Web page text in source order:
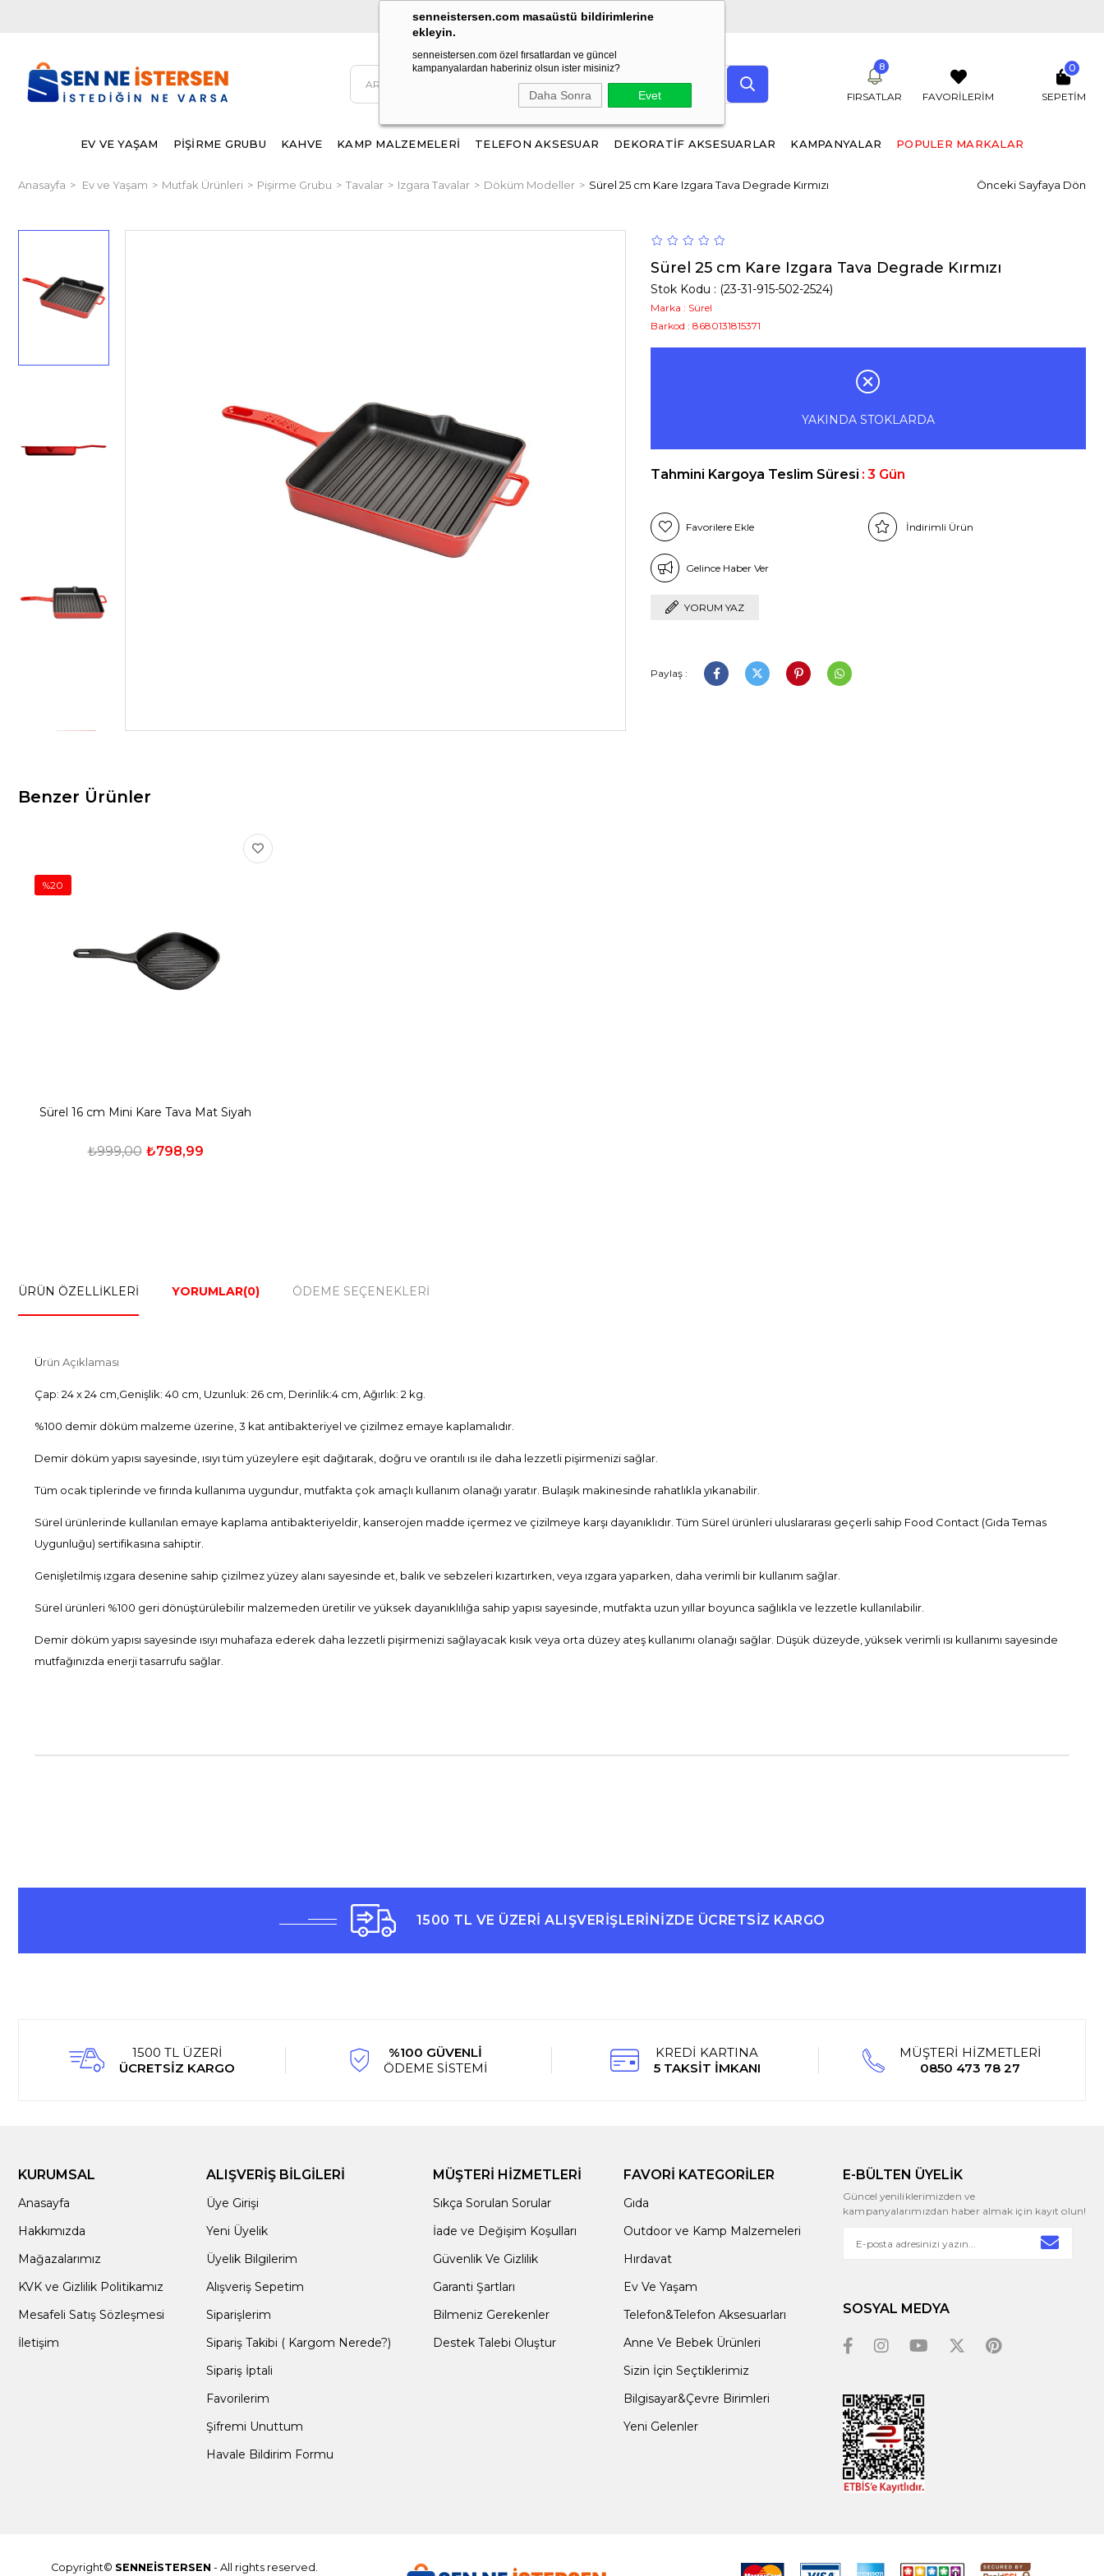
senneistersen.com masaüstü bildirimlerine
ekleyin.
senneistersen.com özel fırsatlardan ve güncel
kampanyalardan haberiniz olsun ister misiniz?
Daha Sonra Evet
1500 TL ve üzeri alışverişlerinizde ÜCRETSİZ KARGO!
SEPETIM
0
FAVORİLERİM
FIRSATLAR
8
EV VE YAŞAM PİŞİRME GRUBU KAHVE KAMP MALZEMELERİ TELEFON AKSESUAR DEKORATİF AKSESUARLAR KAMPANYALAR POPULER MARKALAR
Anasayfa Ev ve Yaşam Mutfak Ürünleri Pişirme Grubu Tavalar Izgara Tavalar Döküm Modeller Sürel 25 cm Kare Izgara Tava Degrade Kırmızı Önceki Sayfaya Dön
Sürel 25 cm Kare Izgara Tava Degrade Kırmızı
Stok Kodu (23-31-915-502-2524)
Marka : Sürel
Barkod : 8680131815371
YAKINDA STOKLARDA
Tahmini Kargoya Teslim Süresi : 3 Gün
Favorilere Ekle İndirimli Ürün
Gelince Haber Ver
YORUM YAZ
Paylaş :
Benzer Ürünler
Sürel 16 cm Mini Kare Tava Mat Siyah
₺798,99
₺999,00
%20
ÜRÜN ÖZELLIKLERI YORUMLAR(0) ÖDEME SEÇENEKLERI
Ürün Açıklaması
Çap: 24 x 24 cm,Genişlik: 40 cm, Uzunluk: 26 cm, Derinlik:4 cm, Ağırlık: 2 kg.
%100 demir döküm malzeme üzerine, 3 kat antibakteriyel ve çizilmez emaye kaplamalıdır.
Demir döküm yapısı sayesinde, ısıyı tüm yüzeylere eşit dağıtarak, doğru ve orantılı ısı ile daha lezzetli pişirmenizi sağlar.
Tüm ocak tiplerinde ve fırında kullanıma uygundur, mutfakta çok amaçlı kullanım olanağı yaratır. Bulaşık makinesinde rahatlıkla yıkanabilir.
Sürel ürünlerinde kullanılan emaye kaplama antibakteriyeldir, kanserojen madde içermez ve çizilmeye karşı dayanıklıdır. Tüm Sürel ürünleri uluslararası geçerli sahip Food Contact (Gıda Temas
Uygunluğu) sertifikasına sahiptir.
Genişletilmiş ızgara desenine sahip çizilmez yüzey alanı sayesinde et, balık ve sebzeleri kızartırken, veya ızgara yaparken, daha verimli bir kullanım sağlar.
Sürel ürünleri %100 geri dönüştürülebilir malzemeden üretilir ve yüksek dayanıklılığa sahip yapısı sayesinde, mutfakta uzun yıllar boyunca sağlıkla ve lezzetle kullanılabilir.
Demir döküm yapısı sayesinde ısıyı muhafaza ederek daha lezzetli pişirmenizi sağlayacak kısık veya orta düzey ateş kullanımı olanağı sağlar. Düşük düzeyde, yüksek verimli ısı kullanımı sayesinde
mutfağınızda enerji tasarrufu sağlar.
1500 TL VE ÜZERİ ALIŞVERİŞLERİNİZDE ÜCRETSİZ KARGO
1500 TL ÜZERİ
ÜCRETSİZ KARGO
%100 GÜVENLİ
ÖDEME SİSTEMİ
KREDİ KARTINA
5 TAKSİT İMKANI
MÜŞTERİ HİZMETLERİ
0850 473 78 27
KURUMSAL
Anasayfa
Hakkımızda
Mağazalarımız
KVK ve Gizlilik Politikamız
Mesafeli Satış Sözleşmesi
İletişim
ALIŞVERİŞ BİLGİLERİ
Üye Girişi
Yeni Üyelik
Üyelik Bilgilerim
Alışveriş Sepetim
Siparişlerim
Sipariş Takibi ( Kargom Nerede?)
Sipariş İptali
Favorilerim
Şifremi Unuttum
Havale Bildirim Formu
MÜŞTERİ HİZMETLERİ
Sıkça Sorulan Sorular
İade ve Değişim Koşulları
Güvenlik Ve Gizlilik
Garanti Şartları
Bilmeniz Gerekenler
Destek Talebi Oluştur
FAVORİ KATEGORİLER
Gıda
Outdoor ve Kamp Malzemeleri
Hırdavat
Ev Ve Yaşam
Telefon&Telefon Aksesuarları
Anne Ve Bebek Ürünleri
Sizin İçin Seçtiklerimiz
Bilgisayar&Çevre Birimleri
Yeni Gelenler
E-BÜLTEN ÜYELİK
Güncel yeniliklerimizden ve
kampanyalarımızdan haber almak için kayıt olun!
SOSYAL MEDYA
Copyright© SENNEİSTERSEN - All rights reserved.